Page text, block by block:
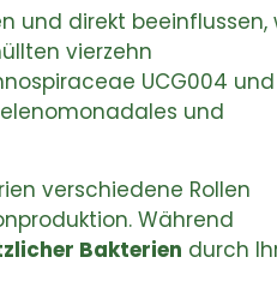
und direkt beeinflussen,
vierzehn
UCG004 und
und
verschiedene Rollen
Während
Bakterien durch